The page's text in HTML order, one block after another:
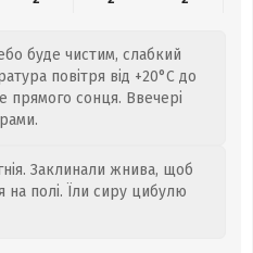
буде чистим, слабкий
повітря від +20°C до
прямого сонця. Ввечері
Заклинали жнива, щоб
на полі. Їли сиру цибулю